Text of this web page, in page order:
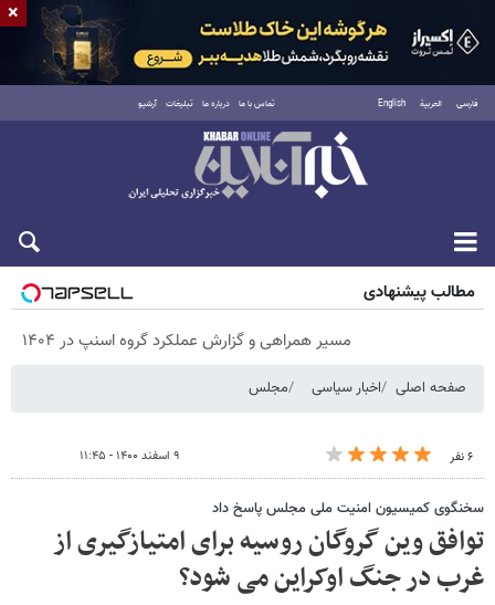
فارسی العربية English تماس با ما درباره ما تبلیغات آرشیو
پنجشنبه ۱۵ مرداد ۱۴۰۵
مطالب پیشنهادی
مسیر همراهی و گزارش عملکرد گروه اسنپ در ۱۴۰۴
صفحه اصلی اخبار سیاسی مجلس
۶ نفر ۹ اسفند ۱۴۰۰ - ۱۱:۴۵
سخنگوی کمیسیون امنیت ملی مجلس پاسخ داد
توافق وین گروگان روسیه برای امتیازگیری از
غرب در جنگ اوکراین می شود؟
×